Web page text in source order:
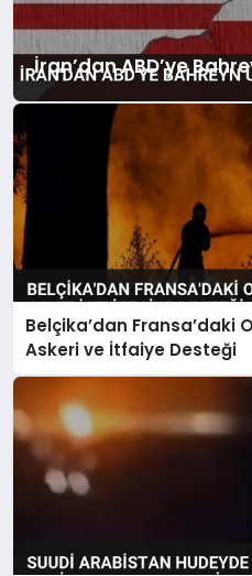
İran’dan ABD’ye
Belçika’dan Fransa’daki
Askeri ve İtfaiye Desteği